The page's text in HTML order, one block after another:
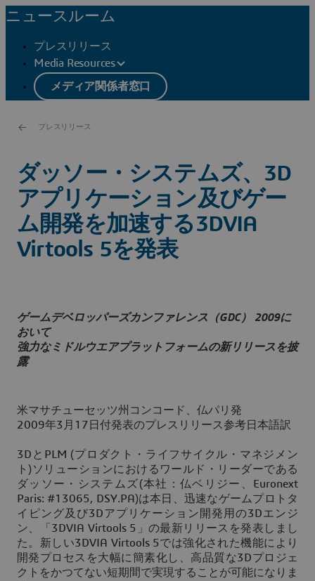
ニュースルーム
プレスリリース
Media Resources
メディア関係者窓口
プレスリリース
ダッソー・システムズ、3D
アプリケーション及びゲー
ム開発を加速する3DVIA
Virtools 5を発表
ゲームデベロッパーズカンファレンス（GDC） 2009に
おいて
強力なミドルウエアプラットフォームの新リリースを披
露
米マサチューセッツ州コンコード、仏パリ発
2009年3月17日付発表のプレスリリース参考日本語訳
3DとPLM (プロダクト・ライフサイクル・マネジメン
ト)ソリューションにおけるワールド・リーダーである
ダッソー・システムズ(本社：仏ベリジー、Euronext
Paris: #13065, DSY.PA)は本日、迅速なゲームプロトタ
イピング及び3Dアプリケーション開発用の3Dエンジ
ン、「3DVIA Virtools 5」の最新リリースを発表しまし
た。新しい3DVIA Virtools 5では強化された機能により
開発プロセスを大幅に簡素化し、高品質な3Dプロジェ
クトをかつてない短期間で実現することが可能になりま